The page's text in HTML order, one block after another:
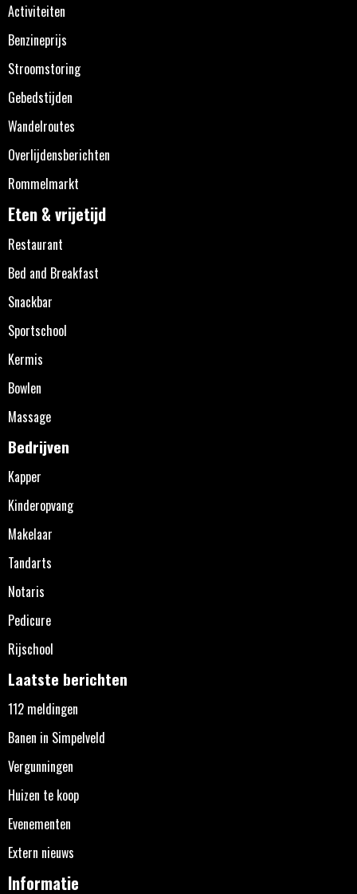
Activiteiten
Benzineprijs
Stroomstoring
Gebedstijden
Wandelroutes
Overlijdensberichten
Rommelmarkt
Eten & vrijetijd
Restaurant
Bed and Breakfast
Snackbar
Sportschool
Kermis
Bowlen
Massage
Bedrijven
Kapper
Kinderopvang
Makelaar
Tandarts
Notaris
Pedicure
Rijschool
Laatste berichten
112 meldingen
Banen in Simpelveld
Vergunningen
Huizen te koop
Evenementen
Extern nieuws
Informatie